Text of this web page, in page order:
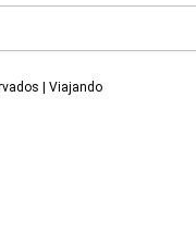
| Viajando